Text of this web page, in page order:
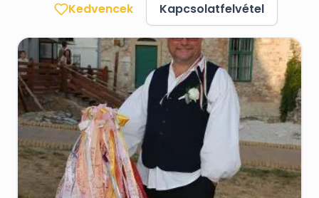
Kedvencek Kapcsolatfelvétel